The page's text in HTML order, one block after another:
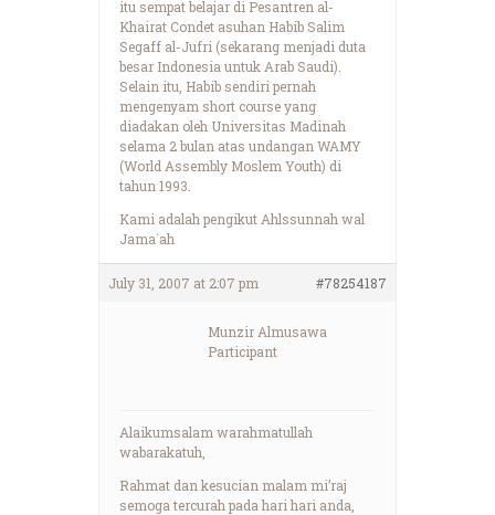
itu sempat belajar di Pesantren al-
Khairat Condet asuhan Habib Salim
Segaff al-Jufri (sekarang menjadi duta
besar Indonesia untuk Arab Saudi).
Selain itu, Habib sendiri pernah
mengenyam short course yang
diadakan oleh Universitas Madinah
selama 2 bulan atas undangan WAMY
(World Assembly Moslem Youth) di
tahun 1993.
Kami adalah pengikut Ahlssunnah wal
Jama`ah
July 31, 2007 at 2:07 pm #78254187
Munzir Almusawa
Participant
Alaikumsalam warahmatullah
wabarakatuh,
Rahmat dan kesucian malam mi’raj
semoga tercurah pada hari hari anda,